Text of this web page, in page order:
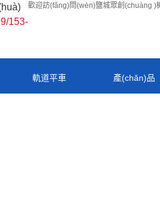
歡迎訪(fǎng)問(wèn)鹽城眾創(chuàng
153-
軌道平車 產(chǎn)品